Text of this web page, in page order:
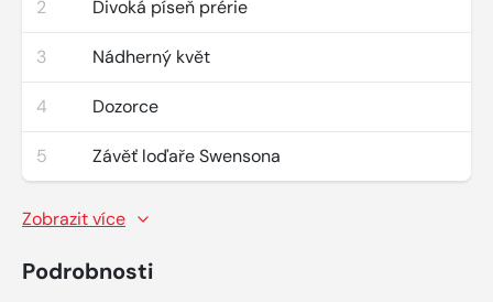
2 Divoká píseň prérie
3 Nádherný květ
4 Dozorce
5 Závěť loďaře Swensona
Zobrazit více
Podrobnosti